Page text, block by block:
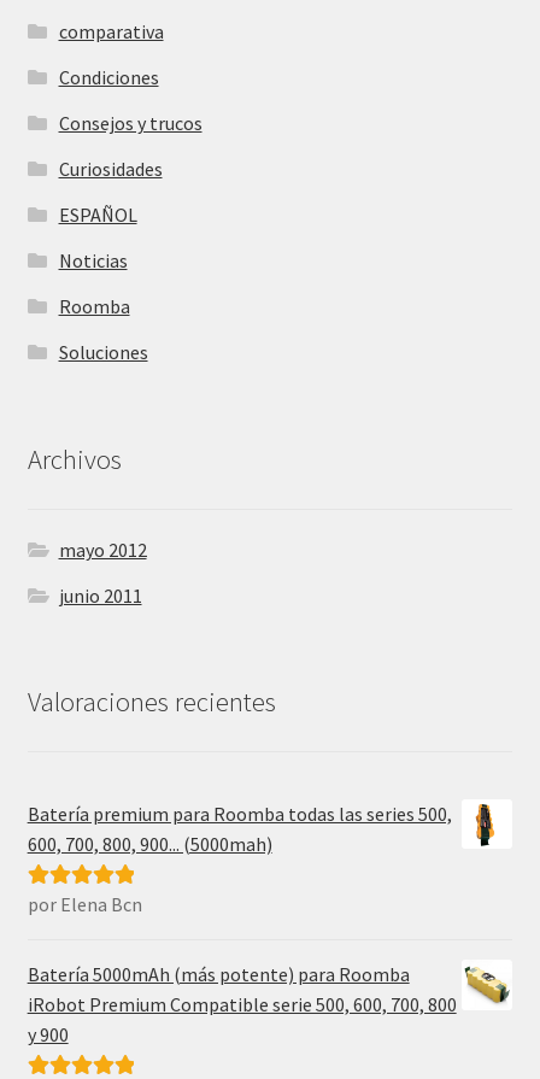
comparativa
Condiciones
Consejos y trucos
Curiosidades
ESPAÑOL
Noticias
Roomba
Soluciones
Archivos
mayo 2012
junio 2011
Valoraciones recientes
Batería premium para Roomba todas las series 500,
600, 700, 800, 900... (5000mah)
Valorado con
por Elena Bcn
Batería 5000mAh (más potente) para Roomba
iRobot Premium Compatible serie 500, 600, 700, 800
y 900